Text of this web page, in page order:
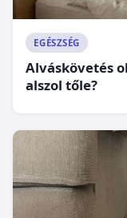
EGÉSZSÉG
Alváskövetés
alszol tőle?